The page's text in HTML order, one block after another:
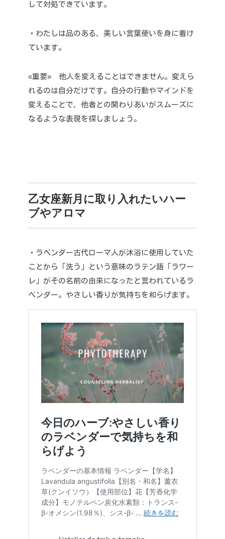
して対処できています。
・わたしは品のある、美しい言葉使いを身に着け
ています。
«重要» 他人を変えることはできません。変えら
れるのは自分だけです。
自分の行動やマインドを
変えることで、他者との関わりあいがスムーズに
なるような表現を探しましょう。
乙女座新月に取り入れたいハー
ブやアロマ
・ラベンダー古代ローマ人が沐浴に使用していた
ことから「洗う」という意味のラテン語「ラワー
レ」がその名前の由来になったと言われているラ
ベンダー。 やさしい香りが気持ちを和らげます。